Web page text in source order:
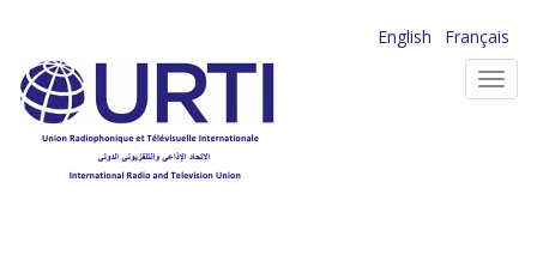
contenu
principal
English
Français